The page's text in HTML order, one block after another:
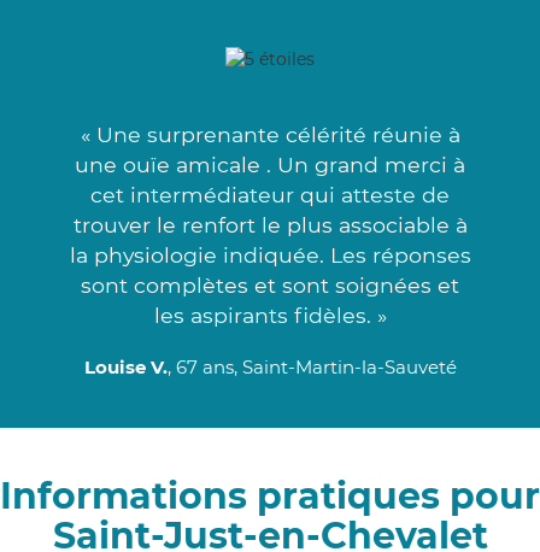
« Une surprenante célérité réunie à
une ouïe amicale . Un grand merci à
cet intermédiateur qui atteste de
trouver le renfort le plus associable à
la physiologie indiquée. Les réponses
sont complètes et sont soignées et
les aspirants fidèles. »
Louise V., 67 ans, Saint-Martin-la-Sauveté
Informations pratiques pour
Saint-Just-en-Chevalet